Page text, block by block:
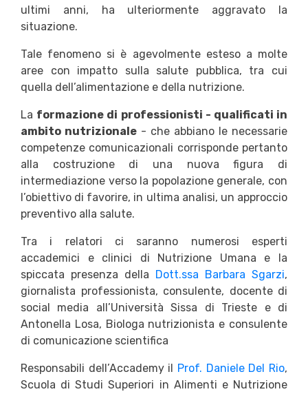
ultimi anni, ha ulteriormente aggravato la
situazione.
Tale fenomeno si è agevolmente esteso a molte
aree con impatto sulla salute pubblica, tra cui
quella dell’alimentazione e della nutrizione.
La formazione di professionisti - qualificati in
ambito nutrizionale - che abbiano le necessarie
competenze comunicazionali corrisponde pertanto
alla costruzione di una nuova figura di
intermediazione verso la popolazione generale, con
l’obiettivo di favorire, in ultima analisi, un approccio
preventivo alla salute.
Tra i relatori ci saranno numerosi esperti
accademici e clinici di Nutrizione Umana e la
spiccata presenza della Dott.ssa Barbara Sgarzi,
giornalista professionista, consulente, docente di
social media all’Università Sissa di Trieste e di
Antonella Losa, Biologa nutrizionista e consulente
di comunicazione scientifica
Responsabili dell’Accademy il Prof. Daniele Del Rio,
Scuola di Studi Superiori in Alimenti e Nutrizione